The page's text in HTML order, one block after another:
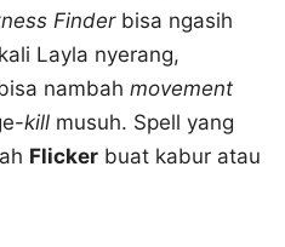
Finderbisa ngasih
Layla nyerang,
nambahmovement
kill musuh. Spell yang
Flicker buat kabur atau